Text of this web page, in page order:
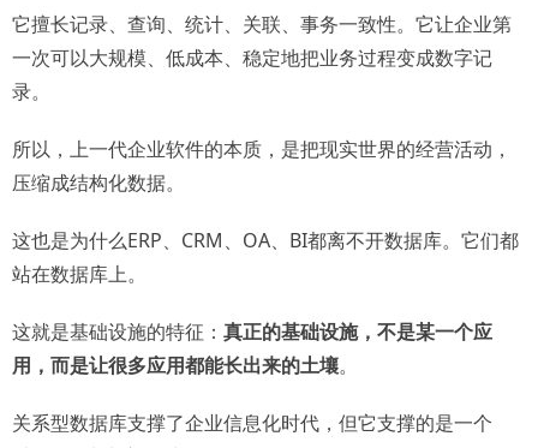
它擅长记录、查询、统计、关联、事务一致性。它让企业第
一次可以大规模、低成本、稳定地把业务过程变成数字记
录。
所以，上一代企业软件的本质，是把现实世界的经营活动，
压缩成结构化数据。
这也是为什么ERP、CRM、OA、BI都离不开数据库。它们都
站在数据库上。
这就是基础设施的特征： 真正的基础设施，不是某一个应
用，而是让很多应用都能长出来的土壤。
关系型数据库支撑了企业信息化时代，但它支撑的是一个